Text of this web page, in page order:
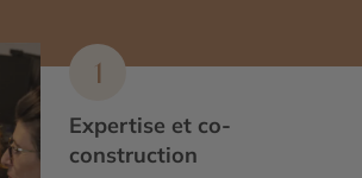
1
Expertise et co-
construction